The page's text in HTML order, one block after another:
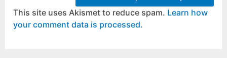
This site uses Akismet to reduce spam. Learn how
your comment data is processed.